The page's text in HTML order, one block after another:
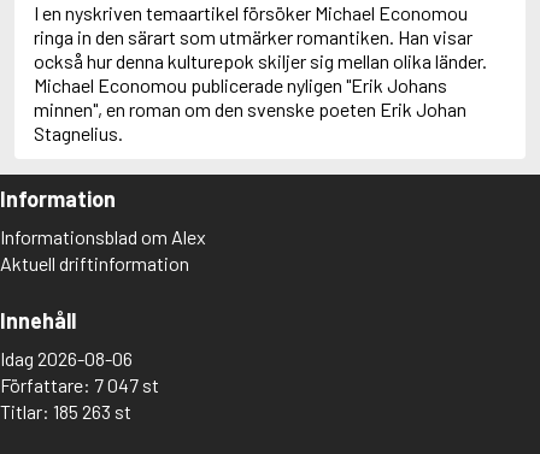
I en nyskriven temaartikel försöker Michael Economou
ringa in den särart som utmärker romantiken. Han visar
också hur denna kulturepok skiljer sig mellan olika länder.
Michael Economou publicerade nyligen "Erik Johans
minnen", en roman om den svenske poeten Erik Johan
Stagnelius.
Information
Informationsblad om Alex
Aktuell driftinformation
Innehåll
Idag 2026-08-06
Författare: 7 047 st
Titlar: 185 263 st